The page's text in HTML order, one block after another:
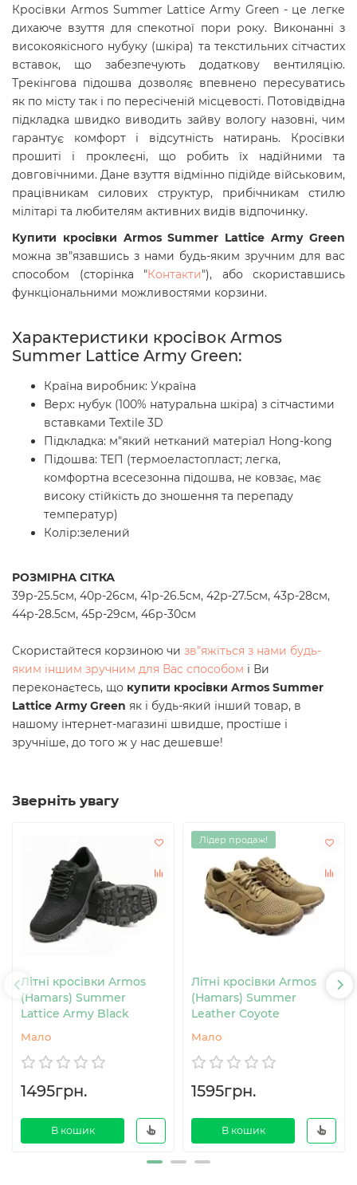
Кросівки Armos Summer Lattice Army Green - це легке
дихаюче взуття для спекотної пори року. Виконанні з
високоякісного нубуку (шкіра) та текстильних сітчастих
вставок, що забезпечують додаткову вентиляцію.
Трекінгова підошва дозволяє впевнено пересуватись
як по місту так і по пересіченій місцевості. Потовідвідна
підкладка швидко виводить зайву вологу назовні, чим
гарантує комфорт і відсутність натирань. Кросівки
прошиті і проклеєні, що робить їх надійними та
довговічними. Дане взуття відмінно підійде військовим,
працівникам силових структур, прибічникам стилю
мілітарі та любителям активних видів відпочинку.
Купити кросівки Armos Summer Lattice Army Green
можна зв"язавшись з нами будь-яким зручним для вас
способом (сторінка "Контакти"), або скориставшись
функціональними можливостями корзини.
Характеристики кросівок Armos
Summer Lattice Army Green:
Країна виробник: Україна
Верх: нубук (100% натуральна шкіра) з сітчастими
вставками Textile 3D
Підкладка: м"який нетканий матеріал Hong-kong
Підошва: ТЕП (термоеластопласт; легка,
комфортна всесезонна підошва, не ковзає, має
високу стійкість до зношення та перепаду
температур)
Колір:зелений
РОЗМІРНА СІТКА
39р-25.5см, 40р-26см, 41р-26.5см, 42р-27.5см, 43р-28см,
44р-28.5см, 45р-29см, 46р-30см
Скористайтеся корзиною чи зв"яжіться з нами будь-
яким іншим зручним для Вас способом і Ви
переконаєтесь, що купити кросівки Armos Summer
Lattice Army Green як і будь-який інший товар, в
нашому інтернет-магазині швидше, простіше і
зручніше, до того ж у нас дешевше!
Зверніть увагу
Літні кросівки Armos
(Hamars) Summer
Lattice Army Black
Мало
1495грн.
В кошик
Лідер продаж!
Літні кросівки Armos
(Hamars) Summer
Leather Coyote
Мало
1595грн.
В кошик